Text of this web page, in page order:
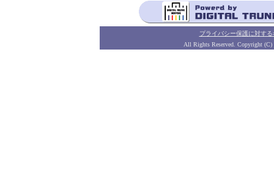
プライバシー保護に対する
All Rights Reserved. Copyright (C)